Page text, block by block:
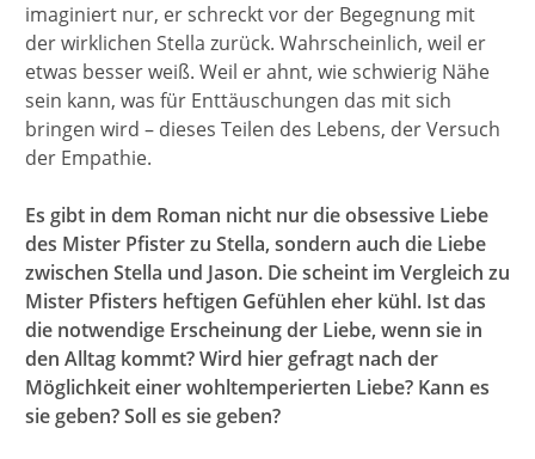
imaginiert nur, er schreckt vor der Begegnung mit
der wirklichen Stella zurück. Wahrscheinlich, weil er
etwas besser weiß. Weil er ahnt, wie schwierig Nähe
sein kann, was für Enttäuschungen das mit sich
bringen wird – dieses Teilen des Lebens, der Versuch
der Empathie.
Es gibt in dem Roman nicht nur die obsessive Liebe
des Mister Pfister zu Stella, sondern auch die Liebe
zwischen Stella und Jason. Die scheint im Vergleich zu
Mister Pfisters heftigen Gefühlen eher kühl. Ist das
die notwendige Erscheinung der Liebe, wenn sie in
den Alltag kommt? Wird hier gefragt nach der
Möglichkeit einer wohltemperierten Liebe? Kann es
sie geben? Soll es sie geben?